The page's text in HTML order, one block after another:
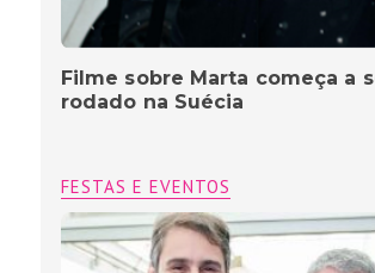
Filme sobre Marta começa a
rodado na Suécia
FESTAS E EVENTOS